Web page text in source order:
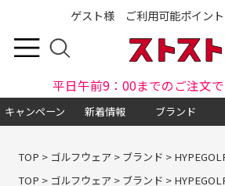
ゲスト様 ご利用可能ポイント
平日午前9：00までのご注文
キャンペーン 新着情報 ブランド
TOP > ゴルフウェア > ブランド >
TOP > ゴルフウェア > ブランド >